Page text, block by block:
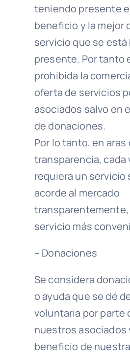
teniendo presente
beneficio y la mejor
servicio que se
presente. Por tanto
prohibida la
oferta de servicios
asociados salvo en
de donaciones.
Por lo tanto, en aras
transparencia, cada
requiera un servicio
acorde al mercado
servicio más
– Donaciones
Se considera
o ayuda que se dé
voluntaria por parte
nuestros asociados
beneficio de